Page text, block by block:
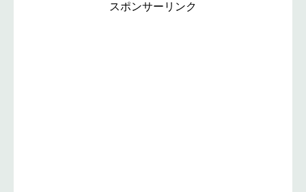
スポンサーリンク